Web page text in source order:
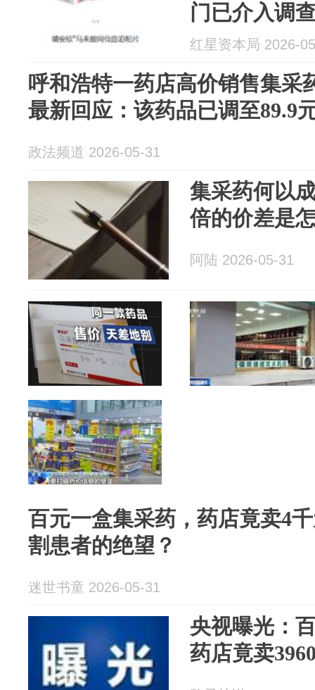
门已介入调
红星资本局 2026-
呼和浩特一药店高价销售集采
最新回应：该药品已调至89.9
政法频道 2026-05-31
集采药何以
倍的价差是
阿陆 2026-05-31
百元一盒集采药，药店竟卖4
割患者的绝望？
迷世书童 2026-05-31
央视曝光：
药店竟卖